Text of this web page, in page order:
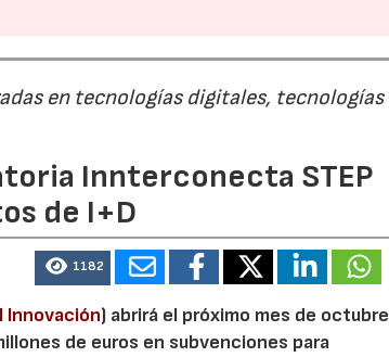
en tecnologías digitales, tecnologías
Innterconecta STEP
de I+D
1182
Innovación) abrirá el próximo mes de octubre
de euros en subvenciones para